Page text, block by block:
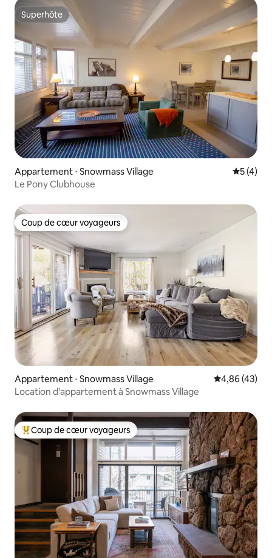
Superhôte
Superhôte
Appartement ⋅ Snowmass Village
5 (4)
Le Pony Clubhouse
Coup de cœur voyageurs
Coup de cœur voyageurs
Appartement ⋅ Snowmass Village Évaluation
4,86 (43)
Location d'appartement à Snowmass Village
Coups de cœur voyageurs les plus appréciés
Coup de cœur voyageurs